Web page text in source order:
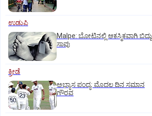
ಉಡುಪಿ
Malpe: ಬೋಟಿನಲ್ಲಿ ಆಕಸ್ಮಿಕವಾಗಿ ಬಿದ್ದು
ಸಾವು
ಕ್ರೀಡೆ
ಅಭ್ಯಾಸ ಪಂದ್ಯ: ಮೊದಲ ದಿನ ಸಮಾನ
ಗೌರವ